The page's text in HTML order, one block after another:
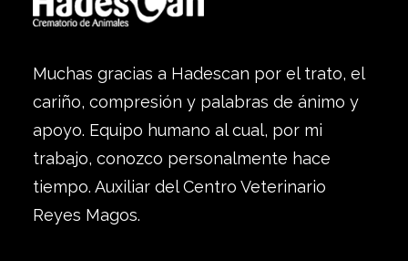
Muchas gracias a Hadescan por el trato, el
cariño, compresión y palabras de ánimo y
apoyo. Equipo humano al cual, por mi
trabajo, conozco personalmente hace
tiempo. Auxiliar del Centro Veterinario
Reyes Magos.